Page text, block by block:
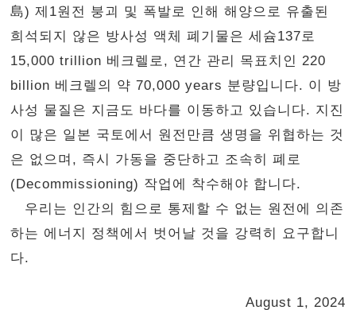
島) 제1원전 붕괴 및 폭발로 인해 해양으로 유출된
희석되지 않은 방사성 액체 폐기물은 세슘137로
15,000 trillion 베크렐로, 연간 관리 목표치인 220
billion 베크렐의 약 70,000 years 분량입니다. 이 방
사성 물질은 지금도 바다를 이동하고 있습니다. 지진
이 많은 일본 국토에서 원전만큼 생명을 위협하는 것
은 없으며, 즉시 가동을 중단하고 조속히 폐로
(Decommissioning) 작업에 착수해야 합니다.
우리는 인간의 힘으로 통제할 수 없는 원전에 의존
하는 에너지 정책에서 벗어날 것을 강력히 요구합니
다.
August 1, 2024